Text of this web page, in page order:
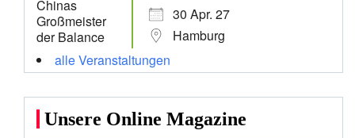
30 Apr. 27
Hamburg
alle Veranstaltungen
Unsere Online Magazine